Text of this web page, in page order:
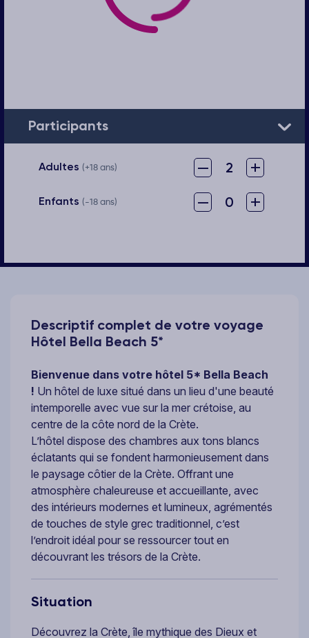
Participants
Adultes (+18 ans) – 2 +
Enfants (-18 ans) – 0 +
Descriptif complet de votre voyage
Hôtel Bella Beach 5*
Bienvenue dans votre hôtel 5* Bella Beach
! Un hôtel de luxe situé dans un lieu d'une beauté
intemporelle avec vue sur la mer crétoise, au
centre de la côte nord de la Crète.
L’hôtel dispose des chambres aux tons blancs
éclatants qui se fondent harmonieusement dans
le paysage côtier de la Crète. Offrant une
atmosphère chaleureuse et accueillante, avec
des intérieurs modernes et lumineux, agrémentés
de touches de style grec traditionnel, c’est
l’endroit idéal pour se ressourcer tout en
découvrant les trésors de la Crète.
Situation
Découvrez la Crète, île mythique des Dieux et